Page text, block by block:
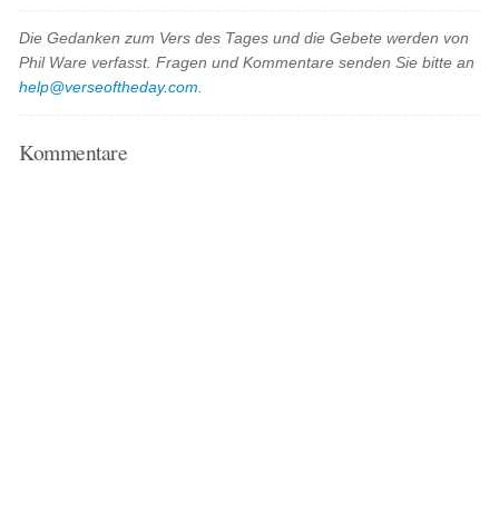
Die Gedanken zum Vers des Tages und die Gebete werden von
Phil Ware verfasst. Fragen und Kommentare senden Sie bitte an
help@verseoftheday.com
Kommentare